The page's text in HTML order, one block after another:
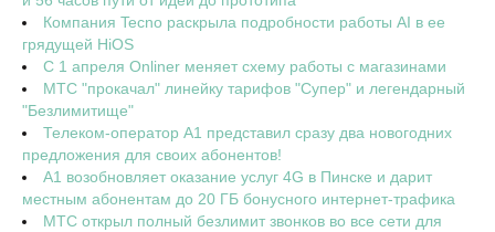
Компания Tecno раскрыла подробности работы AI в ее
грядущей HiOS
С 1 апреля Onliner меняет схему работы с магазинами
МТС "прокачал" линейку тарифов "Супер" и легендарный
"Безлимитище"
Телеком-оператор А1 представил сразу два новогодних
предложения для своих абонентов!
A1 возобновляет оказание услуг 4G в Пинске и дарит
местным абонентам до 20 ГБ бонусного интернет-трафика
МТС открыл полный безлимит звонков во все сети для